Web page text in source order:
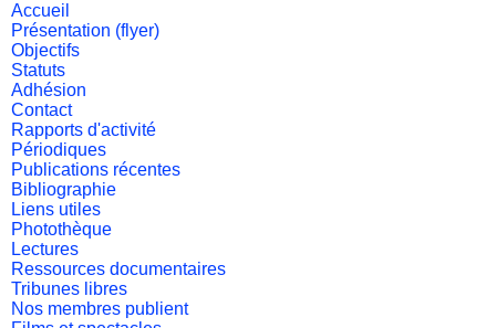
Accueil
Présentation (flyer)
Objectifs
Statuts
Adhésion
Contact
Rapports d'activité
Périodiques
Publications récentes
Bibliographie
Liens utiles
Photothèque
Lectures
Ressources documentaires
Tribunes libres
Nos membres publient